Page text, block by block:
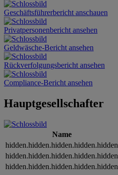
Geschäftsführerbericht anschauen
Privatpersonenbericht ansehen
Geldwäsche-Bericht ansehen
Rückverfolgungsbericht ansehen
Compliance-Bericht ansehen
Hauptgesellschafter
Name
hidden.hidden.hidden.hidden.hidden
hidden.hidden.hidden.hidden.hidden
hidden.hidden.hidden.hidden.hidden